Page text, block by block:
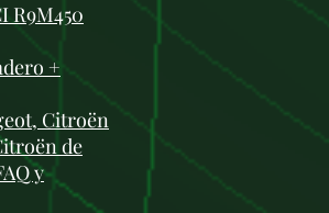
R9M450
+
Citroën
de
y